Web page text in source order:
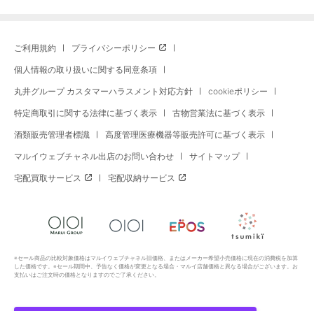
ご利用規約 プライバシーポリシー
個人情報の取り扱いに関する同意条項
丸井グループ カスタマーハラスメント対応方針 cookieポリシー
特定商取引に関する法律に基づく表示 古物営業法に基づく表示
酒類販売管理者標識 高度管理医療機器等販売許可に基づく表示
マルイウェブチャネル出店のお問い合わせ サイトマップ
宅配買取サービス 宅配収納サービス
※セール商品の比較対象価格はマルイウェブチャネル旧価格、またはメーカー希望小売価格に現在の消費税を加算
した価格です。※セール期間中、予告なく価格が変更となる場合・マルイ店舗価格と異なる場合がございます。お
支払いはご注文時の価格となりますのでご了承ください。